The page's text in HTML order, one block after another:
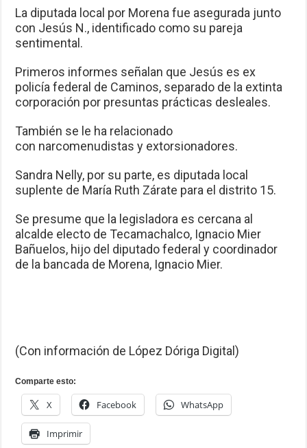
La diputada local por Morena fue asegurada junto
con Jesús N., identificado como su pareja
sentimental.
Primeros informes señalan que Jesús es ex
policía federal de Caminos, separado de la extinta
corporación por presuntas prácticas desleales.
También se le ha relacionado
con narcomenudistas y extorsionadores.
Sandra Nelly, por su parte, es diputada local
suplente de María Ruth Zárate para el distrito 15.
Se presume que la legisladora es cercana al
alcalde electo de Tecamachalco, Ignacio Mier
Bañuelos, hijo del diputado federal y coordinador
de la bancada de Morena, Ignacio Mier.
(Con información de López Dóriga Digital)
Comparte esto:
X Facebook WhatsApp
Imprimir